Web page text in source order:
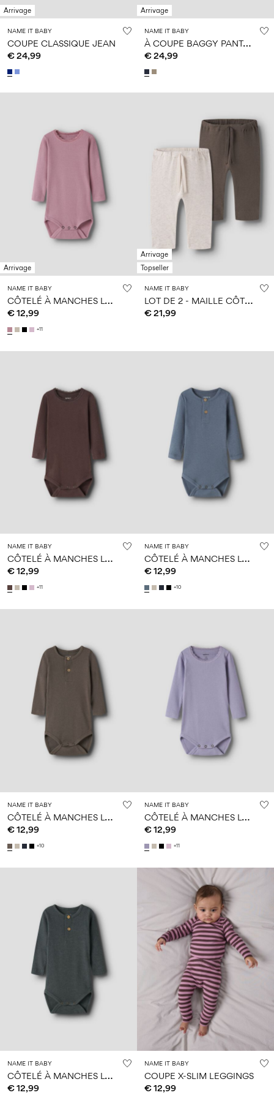
Arrivage
NAME IT BABY
COUPE CLASSIQUE JEAN
€ 24,99
Arrivage
NAME IT BABY
À
COUPE BAGGY PANTALON CARGO
€ 24,99
Arrivage
NAME IT BABY
C
ÔTELÉ À MANCHES LONGUES BARBOTEUSE
€ 12,99
+11
Arrivage
Topseller
NAME IT BABY
L
OT DE 2 - MAILLE CÔTELÉE PANTALON
€ 21,99
NAME IT BABY
C
ÔTELÉ À MANCHES LONGUES BARBOTEUSE
€ 12,99
+11
NAME IT BABY
C
ÔTELÉ À MANCHES LONGUES BARBOTEUSE
€ 12,99
+10
NAME IT BABY
C
ÔTELÉ À MANCHES LONGUES BARBOTEUSE
€ 12,99
+10
NAME IT BABY
C
ÔTELÉ À MANCHES LONGUES BARBOTEUSE
€ 12,99
+11
NAME IT BABY
C
ÔTELÉ À MANCHES LONGUES BARBOTEUSE
€ 12,99
NAME IT BABY
COUPE X-SLIM LEGGINGS
€ 12,99